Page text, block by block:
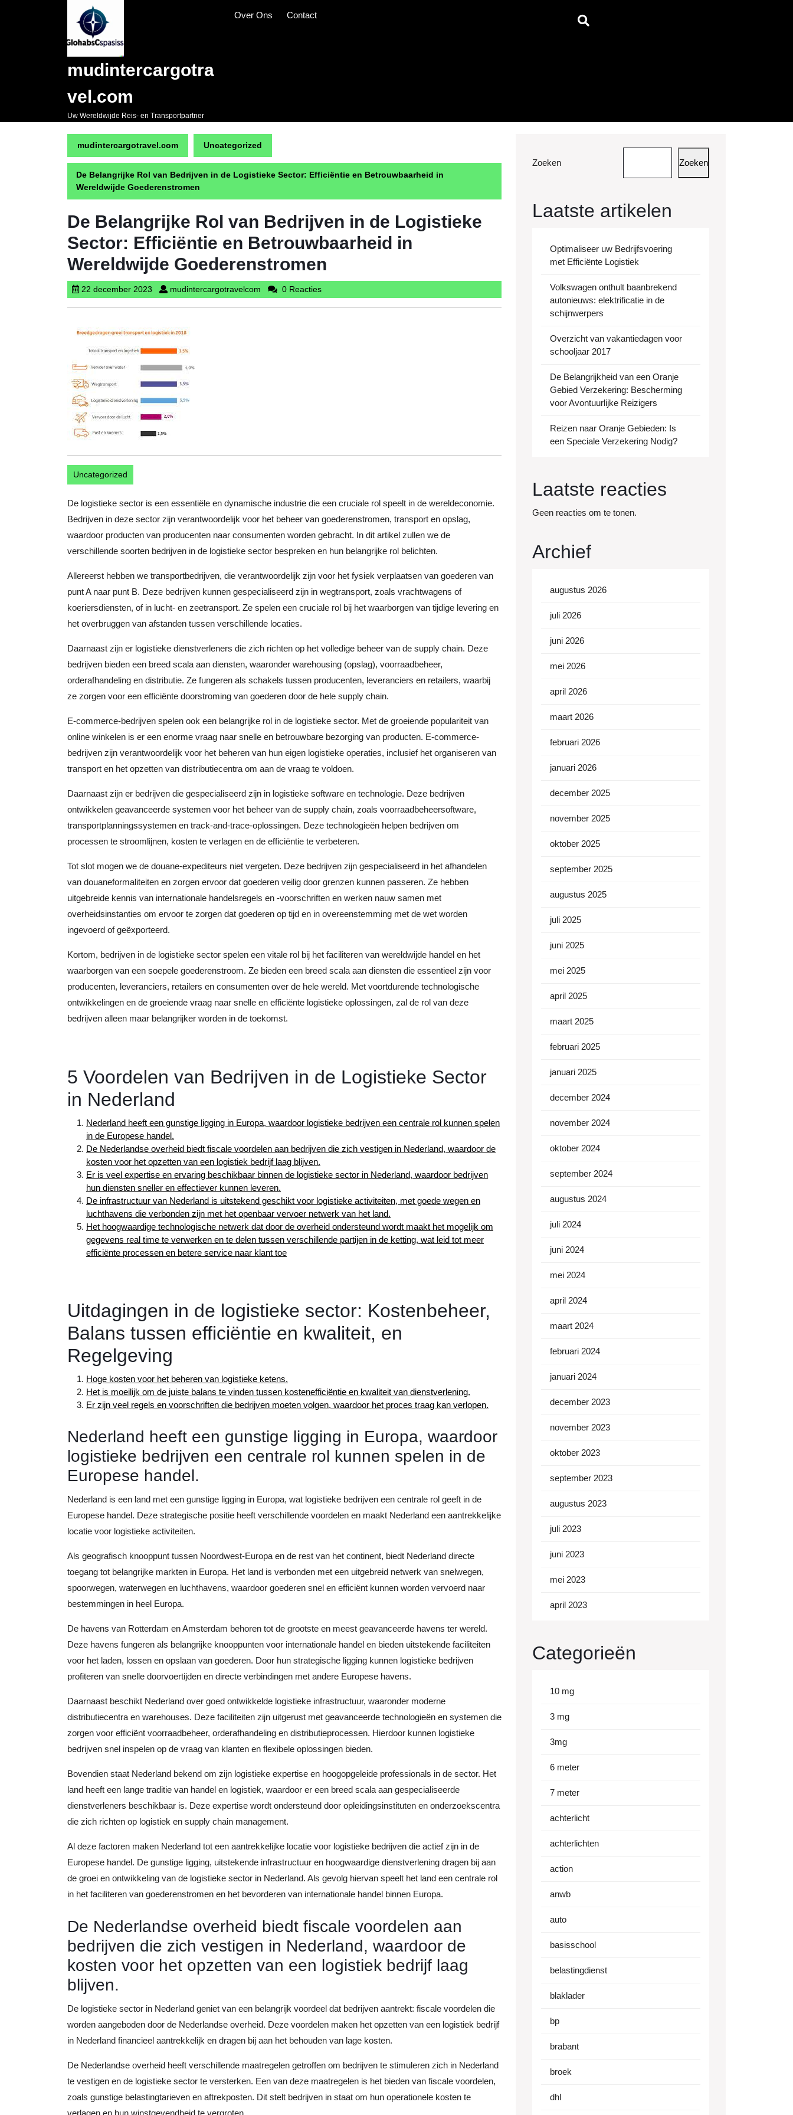
mudintercargotra
vel.com
Uw Wereldwijde Reis- en Transportpartner
Over Ons Contact
mudintercargotravel.com Uncategorized
De Belangrijke Rol van Bedrijven in de Logistieke Sector: Efficiëntie en Betrouwbaarheid in
Wereldwijde Goederenstromen
De Belangrijke Rol van Bedrijven in de Logistieke
Sector: Efficiëntie en Betrouwbaarheid in
Wereldwijde Goederenstromen
22 december 2023 22
december
mudintercargotravelcom mudintercargotravelcom
0 Reacties
Uncategorized
De logistieke sector is een essentiële en dynamische industrie die een cruciale rol speelt in de wereldeconomie.
Bedrijven in deze sector zijn verantwoordelijk voor het beheer van goederenstromen, transport en opslag,
waardoor producten van producenten naar consumenten worden gebracht. In dit artikel zullen we de
verschillende soorten bedrijven in de logistieke sector bespreken en hun belangrijke rol belichten.
Allereerst hebben we transportbedrijven, die verantwoordelijk zijn voor het fysiek verplaatsen van goederen van
punt A naar punt B. Deze bedrijven kunnen gespecialiseerd zijn in wegtransport, zoals vrachtwagens of
koeriersdiensten, of in lucht- en zeetransport. Ze spelen een cruciale rol bij het waarborgen van tijdige levering en
het overbruggen van afstanden tussen verschillende locaties.
Daarnaast zijn er logistieke dienstverleners die zich richten op het volledige beheer van de supply chain. Deze
bedrijven bieden een breed scala aan diensten, waaronder warehousing (opslag), voorraadbeheer,
orderafhandeling en distributie. Ze fungeren als schakels tussen producenten, leveranciers en retailers, waarbij
ze zorgen voor een efficiënte doorstroming van goederen door de hele supply chain.
E-commerce-bedrijven spelen ook een belangrijke rol in de logistieke sector. Met de groeiende populariteit van
online winkelen is er een enorme vraag naar snelle en betrouwbare bezorging van producten. E-commerce-
bedrijven zijn verantwoordelijk voor het beheren van hun eigen logistieke operaties, inclusief het organiseren van
transport en het opzetten van distributiecentra om aan de vraag te voldoen.
Daarnaast zijn er bedrijven die gespecialiseerd zijn in logistieke software en technologie. Deze bedrijven
ontwikkelen geavanceerde systemen voor het beheer van de supply chain, zoals voorraadbeheersoftware,
transportplanningssystemen en track-and-trace-oplossingen. Deze technologieën helpen bedrijven om
processen te stroomlijnen, kosten te verlagen en de efficiëntie te verbeteren.
Tot slot mogen we de douane-expediteurs niet vergeten. Deze bedrijven zijn gespecialiseerd in het afhandelen
van douaneformaliteiten en zorgen ervoor dat goederen veilig door grenzen kunnen passeren. Ze hebben
uitgebreide kennis van internationale handelsregels en -voorschriften en werken nauw samen met
overheidsinstanties om ervoor te zorgen dat goederen op tijd en in overeenstemming met de wet worden
ingevoerd of geëxporteerd.
Kortom, bedrijven in de logistieke sector spelen een vitale rol bij het faciliteren van wereldwijde handel en het
waarborgen van een soepele goederenstroom. Ze bieden een breed scala aan diensten die essentieel zijn voor
producenten, leveranciers, retailers en consumenten over de hele wereld. Met voortdurende technologische
ontwikkelingen en de groeiende vraag naar snelle en efficiënte logistieke oplossingen, zal de rol van deze
bedrijven alleen maar belangrijker worden in de toekomst.
5 Voordelen van Bedrijven in de Logistieke Sector
in Nederland
Nederland heeft een gunstige ligging in Europa, waardoor logistieke bedrijven een centrale rol kunnen spelen
in de Europese handel.
De Nederlandse overheid biedt fiscale voordelen aan bedrijven die zich vestigen in Nederland, waardoor de
kosten voor het opzetten van een logistiek bedrijf laag blijven.
Er is veel expertise en ervaring beschikbaar binnen de logistieke sector in Nederland, waardoor bedrijven
hun diensten sneller en effectiever kunnen leveren.
De infrastructuur van Nederland is uitstekend geschikt voor logistieke activiteiten, met goede wegen en
luchthavens die verbonden zijn met het openbaar vervoer netwerk van het land.
Het hoogwaardige technologische netwerk dat door de overheid ondersteund wordt maakt het mogelijk om
gegevens real time te verwerken en te delen tussen verschillende partijen in de ketting, wat leid tot meer
efficiënte processen en betere service naar klant toe
Uitdagingen in de logistieke sector: Kostenbeheer,
Balans tussen efficiëntie en kwaliteit, en
Regelgeving
Hoge kosten voor het beheren van logistieke ketens.
Het is moeilijk om de juiste balans te vinden tussen kostenefficiëntie en kwaliteit van dienstverlening.
Er zijn veel regels en voorschriften die bedrijven moeten volgen, waardoor het proces traag kan verlopen.
Nederland heeft een gunstige ligging in Europa, waardoor
logistieke bedrijven een centrale rol kunnen spelen in de
Europese handel.
Nederland is een land met een gunstige ligging in Europa, wat logistieke bedrijven een centrale rol geeft in de
Europese handel. Deze strategische positie heeft verschillende voordelen en maakt Nederland een aantrekkelijke
locatie voor logistieke activiteiten.
Als geografisch knooppunt tussen Noordwest-Europa en de rest van het continent, biedt Nederland directe
toegang tot belangrijke markten in Europa. Het land is verbonden met een uitgebreid netwerk van snelwegen,
spoorwegen, waterwegen en luchthavens, waardoor goederen snel en efficiënt kunnen worden vervoerd naar
bestemmingen in heel Europa.
De havens van Rotterdam en Amsterdam behoren tot de grootste en meest geavanceerde havens ter wereld.
Deze havens fungeren als belangrijke knooppunten voor internationale handel en bieden uitstekende faciliteiten
voor het laden, lossen en opslaan van goederen. Door hun strategische ligging kunnen logistieke bedrijven
profiteren van snelle doorvoertijden en directe verbindingen met andere Europese havens.
Daarnaast beschikt Nederland over goed ontwikkelde logistieke infrastructuur, waaronder moderne
distributiecentra en warehouses. Deze faciliteiten zijn uitgerust met geavanceerde technologieën en systemen die
zorgen voor efficiënt voorraadbeheer, orderafhandeling en distributieprocessen. Hierdoor kunnen logistieke
bedrijven snel inspelen op de vraag van klanten en flexibele oplossingen bieden.
Bovendien staat Nederland bekend om zijn logistieke expertise en hoogopgeleide professionals in de sector. Het
land heeft een lange traditie van handel en logistiek, waardoor er een breed scala aan gespecialiseerde
dienstverleners beschikbaar is. Deze expertise wordt ondersteund door opleidingsinstituten en onderzoekscentra
die zich richten op logistiek en supply chain management.
Al deze factoren maken Nederland tot een aantrekkelijke locatie voor logistieke bedrijven die actief zijn in de
Europese handel. De gunstige ligging, uitstekende infrastructuur en hoogwaardige dienstverlening dragen bij aan
de groei en ontwikkeling van de logistieke sector in Nederland. Als gevolg hiervan speelt het land een centrale rol
in het faciliteren van goederenstromen en het bevorderen van internationale handel binnen Europa.
De Nederlandse overheid biedt fiscale voordelen aan
bedrijven die zich vestigen in Nederland, waardoor de
kosten voor het opzetten van een logistiek bedrijf laag
blijven.
De logistieke sector in Nederland geniet van een belangrijk voordeel dat bedrijven aantrekt: fiscale voordelen die
worden aangeboden door de Nederlandse overheid. Deze voordelen maken het opzetten van een logistiek bedrijf
in Nederland financieel aantrekkelijk en dragen bij aan het behouden van lage kosten.
De Nederlandse overheid heeft verschillende maatregelen getroffen om bedrijven te stimuleren zich in Nederland
te vestigen en de logistieke sector te versterken. Een van deze maatregelen is het bieden van fiscale voordelen,
zoals gunstige belastingtarieven en aftrekposten. Dit stelt bedrijven in staat om hun operationele kosten te
verlagen en hun winstgevendheid te vergroten.
Zoeken Zoeken
Laatste artikelen
Optimaliseer uw Bedrijfsvoering
met Efficiënte Logistiek
Volkswagen onthult baanbrekend
autonieuws: elektrificatie in de
schijnwerpers
Overzicht van vakantiedagen voor
schooljaar 2017
De Belangrijkheid van een Oranje
Gebied Verzekering: Bescherming
voor Avontuurlijke Reizigers
Reizen naar Oranje Gebieden: Is
een Speciale Verzekering Nodig?
Laatste reacties
Geen reacties om te tonen.
Archief
augustus 2026
juli 2026
juni 2026
mei 2026
april 2026
maart 2026
februari 2026
januari 2026
december 2025
november 2025
oktober 2025
september 2025
augustus 2025
juli 2025
juni 2025
mei 2025
april 2025
maart 2025
februari 2025
januari 2025
december 2024
november 2024
oktober 2024
september 2024
augustus 2024
juli 2024
juni 2024
mei 2024
april 2024
maart 2024
februari 2024
januari 2024
december 2023
november 2023
oktober 2023
september 2023
augustus 2023
juli 2023
juni 2023
mei 2023
april 2023
Categorieën
10 mg
3 mg
3mg
6 meter
7 meter
achterlicht
achterlichten
action
anwb
auto
basisschool
belastingdienst
blaklader
bp
brabant
broek
dhl